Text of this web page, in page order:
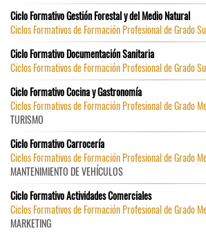
Ciclo Formativo Gestión Forestal y del Medio Natural
Ciclos Formativos de Formación Profesional de Grado
Ciclo Formativo Documentación Sanitaria
Ciclos Formativos de Formación Profesional de Grado
Ciclo Formativo Cocina y Gastronomía
Ciclos Formativos de Formación Profesional de Grado
TURISMO
Ciclo Formativo Carrocería
Ciclos Formativos de Formación Profesional de Grado
MANTENIMIENTO DE VEHÍCULOS
Ciclo Formativo Actividades Comerciales
Ciclos Formativos de Formación Profesional de Grado
MARKETING